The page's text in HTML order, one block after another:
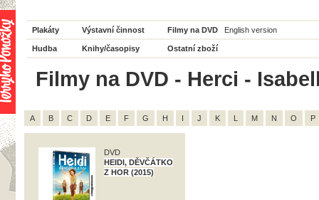
Plakáty Výstavní činnost Filmy na DVD English version
Hudba Knihy/časopisy Ostatní zboží
Filmy na DVD - Herci -
A B C D E F G H I J K L M N O P
DVD
HEIDI, DĚVČÁTKO
Z HOR (2015)